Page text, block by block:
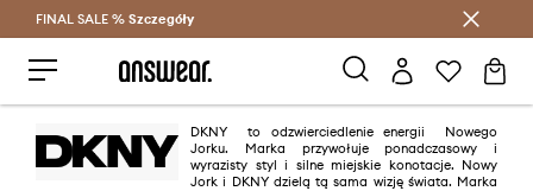
Oszczędzaj z Answear Club >
FINAL SALE % Szczegóły
DKNY to odzwierciedlenie energii Nowego
Jorku. Marka przywołuje ponadczasowy i
wyrazisty styl i silne miejskie konotacje. Nowy
Jork i DKNY dzielą tą sama wizję świata. Marka